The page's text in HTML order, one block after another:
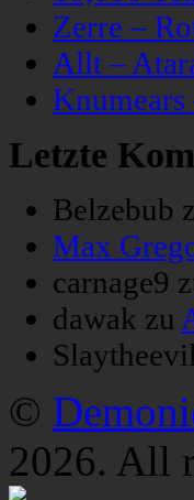
Zerre –
Allt –
Letzte
Belzebub
Max
carnage9
dawak zu
Slaytheevil
©
2026. All